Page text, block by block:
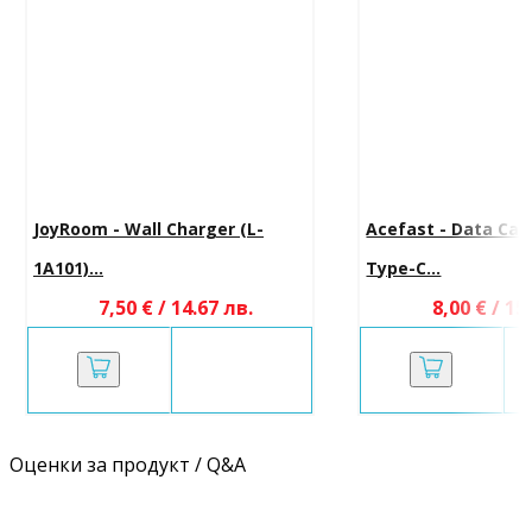
JoyRoom - Wall Charger (L-
1A101)...
7,50 € / 14.67 лв.
Acefast - Data
Type-C...
8,00 € /
Оценки за продукт / Q&A